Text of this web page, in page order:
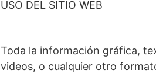
USO DEL SITIO WEB
Toda la información gráfica,
videos, o cualquier otro